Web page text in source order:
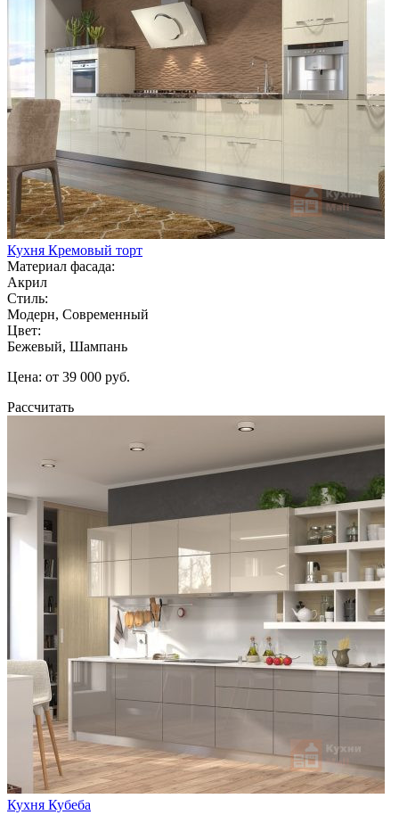
Кухня Кремовый торт
Материал фасада:
Акрил
Стиль:
Модерн, Современный
Цвет:
Бежевый, Шампань
Цена: от 39 000 руб.
Рассчитать
Кухня Кубеба